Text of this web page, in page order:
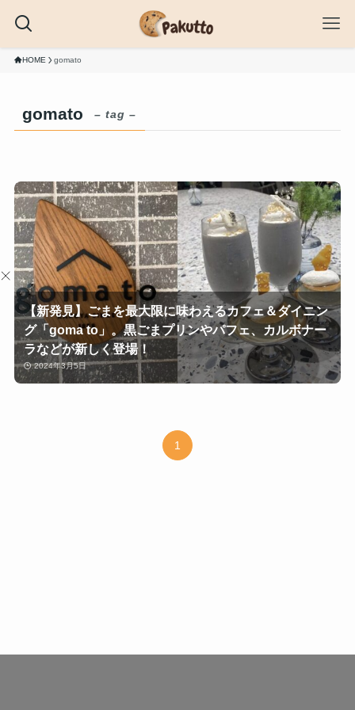
HOME gomato
gomato – tag –
【新発見】ごまを最大限に味わえるカフェ＆ダイニン
グ「goma to」。黒ごまプリンやパフェ、カルボナー
ラなどが新しく登場！
2024年3月5日
1